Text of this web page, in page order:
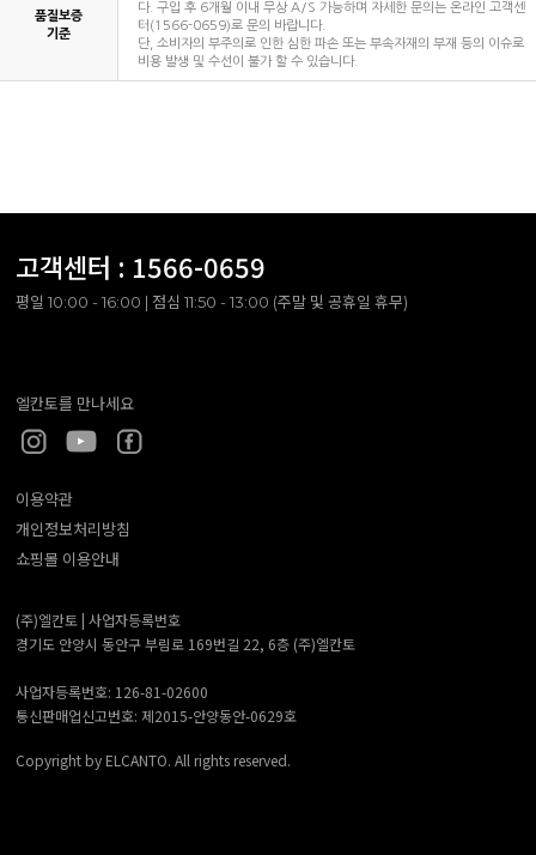
품질보증
기준
다. 구입 후 6개월 이내 무상 A/S 가능하며 자세한 문의는 온라인 고객센
터(1566-0659)로 문의 바랍니다.
단, 소비자의 부주의로 인한 심한 파손 또는 부속자재의 부재 등의 이슈로
비용 발생 및 수선이 불가 할 수 있습니다.
고객센터 : 1566-0659
평일 10:00 - 16:00 | 점심 11:50 - 13:00 (주말 및 공휴일 휴무)
엘칸토를 만나세요
이용약관
개인정보처리방침
쇼핑몰 이용안내
(주)엘칸토 | 사업자등록번호
경기도 안양시 동안구 부림로 169번길 22, 6층 (주)엘칸토
사업자등록번호: 126-81-02600
통신판매업신고번호: 제2015-안양동안-0629호
Copyright by ELCANTO. All rights reserved.